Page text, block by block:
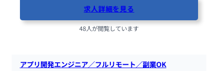
求人詳細を見る
48人が閲覧しています
アプリ開発エンジニア／フルリモート／副業OK